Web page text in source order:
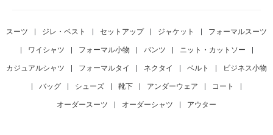
スーツ ジレ・ベスト セットアップ ジャケット フォーマルスーツ
ワイシャツ フォーマル小物 パンツ ニット・カットソー
カジュアルシャツ フォーマルタイ ネクタイ ベルト ビジネス小物
バッグ シューズ 靴下 アンダーウェア コート
オーダースーツ オーダーシャツ アウター